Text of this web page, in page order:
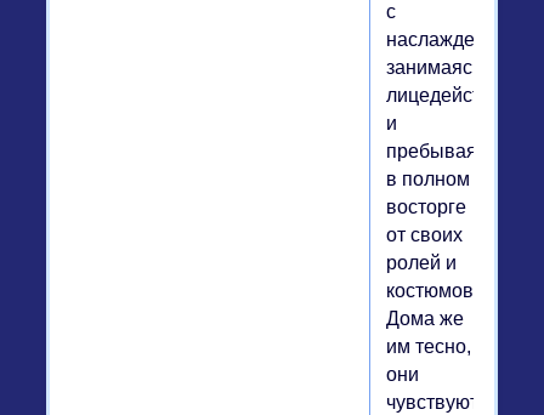
с
наслаждением
занимаясь
лицедейством
и
пребывая
в полном
восторге
от своих
ролей и
костюмов.
Дома же
им тесно,
они
чувствуют